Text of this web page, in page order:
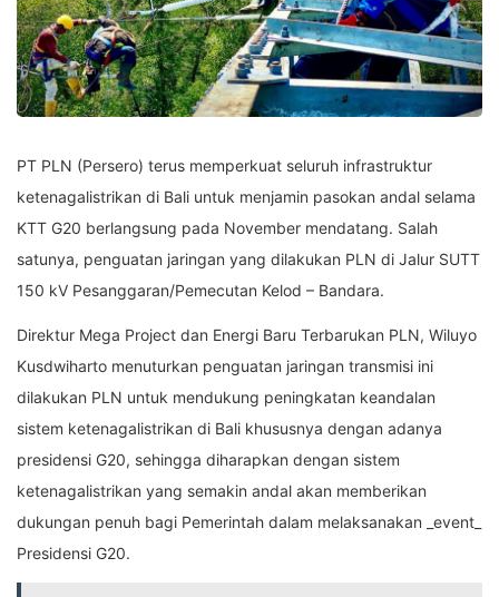
PT PLN (Persero) terus memperkuat seluruh infrastruktur
ketenagalistrikan di Bali untuk menjamin pasokan andal selama
KTT G20 berlangsung pada November mendatang. Salah
satunya, penguatan jaringan yang dilakukan PLN di Jalur SUTT
150 kV Pesanggaran/Pemecutan Kelod – Bandara.
Direktur Mega Project dan Energi Baru Terbarukan PLN, Wiluyo
Kusdwiharto menuturkan penguatan jaringan transmisi ini
dilakukan PLN untuk mendukung peningkatan keandalan
sistem ketenagalistrikan di Bali khususnya dengan adanya
presidensi G20, sehingga diharapkan dengan sistem
ketenagalistrikan yang semakin andal akan memberikan
dukungan penuh bagi Pemerintah dalam melaksanakan _event_
Presidensi G20.